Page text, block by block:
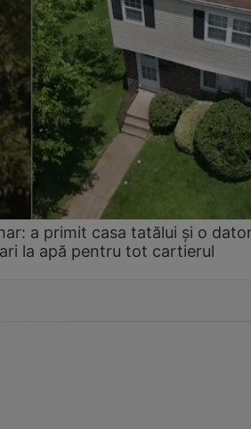
a primit casa tatălui și o
la apă pentru tot cartierul